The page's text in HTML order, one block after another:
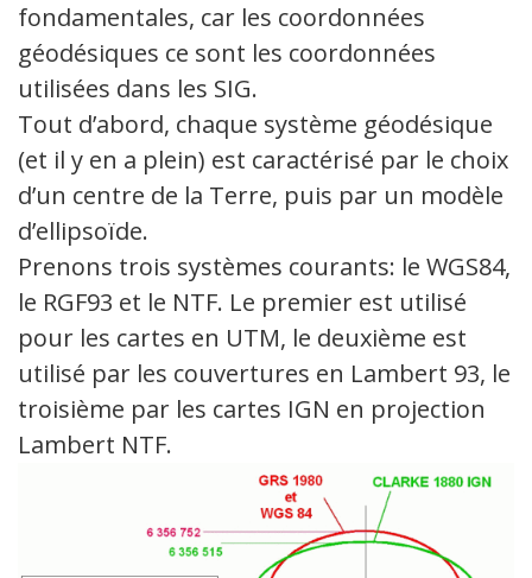
fondamentales, car les coordonnées
géodésiques ce sont les coordonnées
utilisées dans les SIG.
Tout d’abord, chaque système géodésique
(et il y en a plein) est caractérisé par le choix
d’un centre de la Terre, puis par un modèle
d’ellipsoïde.
Prenons trois systèmes courants: le WGS84,
le RGF93 et le NTF. Le premier est utilisé
pour les cartes en UTM, le deuxième est
utilisé par les couvertures en Lambert 93, le
troisième par les cartes IGN en projection
Lambert NTF.